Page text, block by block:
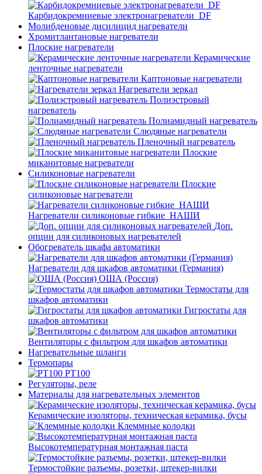
Карбидокремниевые электронагреватели_DF
Молибденовые дисилицид нагреватели
Хромитлантановые нагреватели
Плоские нагреватели
Керамические
ленточные нагреватели
Каптоновые нагреватели
Нагреватели зеркал
Полиэстровый
нагреватель
Полиамидный нагреватель
Слюдяные нагреватели
Пленочный нагреватель
Плоские
миканитовые нагреватели
Силиконовые нагреватели
Плоские
силиконовые нагреватели
Нагреватели силиконовые гибкие_НАШИ
Доп.
опции для силиконовых нагревателей
Обогреватель шкафа автоматики
Нагреватели для шкафов автоматики (Германия)
ОША (Россия)
Термостаты для
шкафов автоматики
Гигростаты для
шкафов автоматики
Вентиляторы с фильтром для шкафов автоматики
Нагревательные шланги
Термопары
PT100
Регуляторы, реле
Материалы для нагревательных элементов
Керамические изоляторы, техническая керамика, бусы
Клеммные колодки
Высокотемпературная монтажная паста
Термостойкие разъемы, розетки, штекер-вилки